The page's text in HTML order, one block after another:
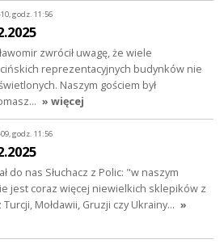
godz. 11:56
zwrócił uwagę, że wiele
reprezentacyjnych budynków nie
Naszym gościem był
» więcej
godz. 11:56
do nas Słuchacz z Polic: "w naszym
jest coraz więcej niewielkich sklepików z
Mołdawii, Gruzji czy Ukrainy… »